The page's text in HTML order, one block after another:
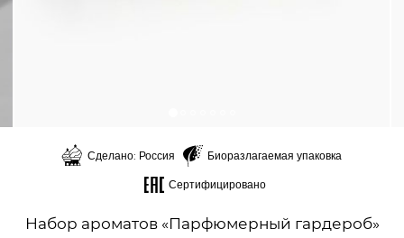
Сделано: Россия
Биоразлагаемая упаковка
Сертифицировано
Набор ароматов «Парфюмерный гардероб»